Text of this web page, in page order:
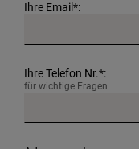
Ihre Email*:
Ihre Telefon Nr.*:
für wichtige Fragen